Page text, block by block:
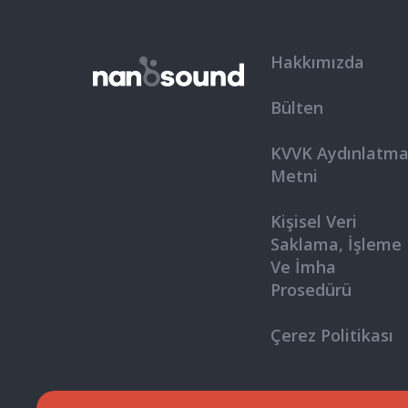
Hakkımızda
Bülten
KVVK Aydınlatma
Metni
Kişisel Veri
Saklama, İşleme
Ve İmha
Prosedürü
Çerez Politikası